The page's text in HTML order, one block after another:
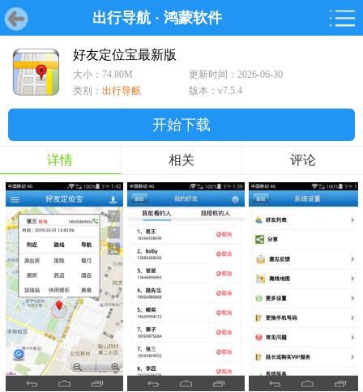
出行导航 · 鸿蒙软件
首页 游戏 软件
首页 游戏 软件 鸿蒙
游戏
鸿蒙
软件
专题
好友定位宝最新版
大小：74.80M
更新时间：2026-06-30
类别： 出行导航 版本：v7.5.4
开始下载
详情 相关 评论